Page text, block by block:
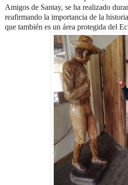
Amigos de Santay, se ha realizado
reafirmando la importancia de la
que también es un área protegida del